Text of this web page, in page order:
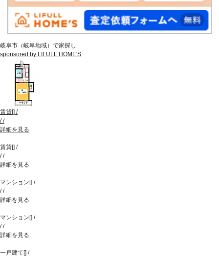
岐阜市（岐阜地域）で家探し
sponsored by LIFULL HOME'S
賃貸[] /
//
詳細を見る
賃貸[] /
//
詳細を見る
マンション[] /
//
詳細を見る
マンション[] /
//
詳細を見る
一戸建て[] /